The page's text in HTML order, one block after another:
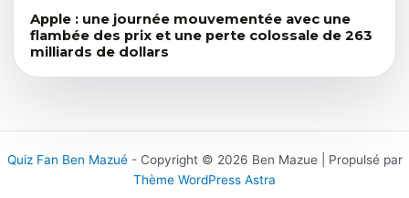
Apple : une journée mouvementée avec une
flambée des prix et une perte colossale de 263
milliards de dollars
Quiz Fan Ben Mazué- Copyright © 2026 Ben Mazue | Propulsé par
Thème WordPress Astra